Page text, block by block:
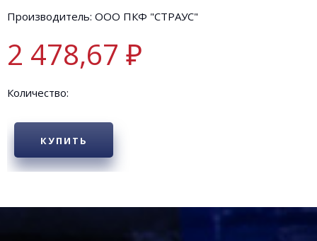
Производитель: ООО ПКФ "СТРАУС"
2 478,67 ₽
Количество:
КУПИТЬ